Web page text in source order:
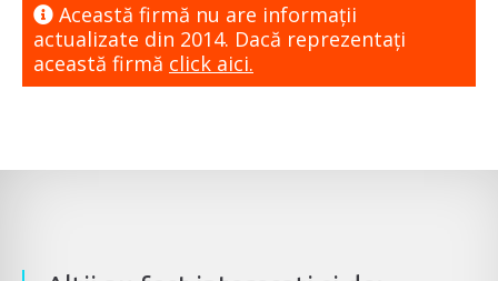
Această firmă nu are informaţii
actualizate din 2014. Dacă reprezentaţi
această firmă click aici.